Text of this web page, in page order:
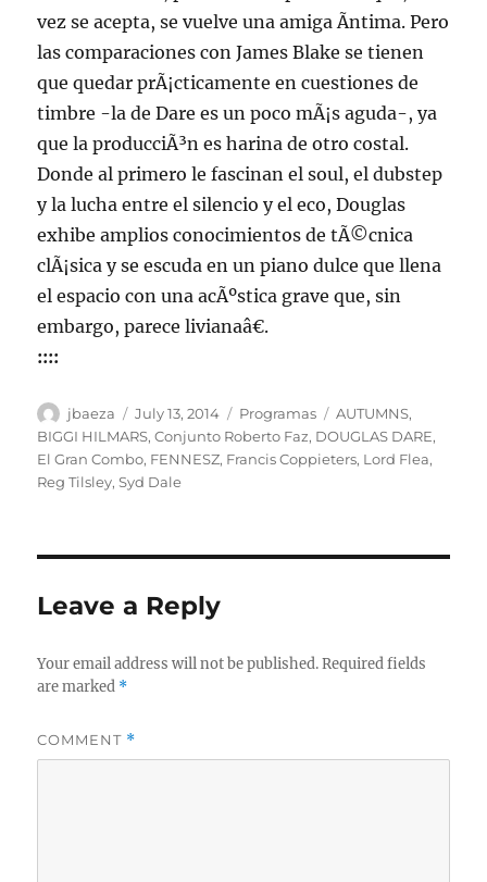
vez se acepta, se vuelve una amiga Ã­ntima. Pero
las comparaciones con James Blake se tienen
que quedar prÃ¡cticamente en cuestiones de
timbre -la de Dare es un poco mÃ¡s aguda-, ya
que la producciÃ³n es harina de otro costal.
Donde al primero le fascinan el soul, el dubstep
y la lucha entre el silencio y el eco, Douglas
exhibe amplios conocimientos de tÃ©cnica
clÃ¡sica y se escuda en un piano dulce que llena
el espacio con una acÃºstica grave que, sin
embargo, parece livianaâ€.
::::
Author
jbaeza
Posted
on
July 13, 2014 Categories
Programas Tags
AUTUMNS,
BIGGI HILMARS,Conjunto Roberto Faz, DOUGLAS DARE,
El Gran Combo, FENNESZ, Francis Coppieters, Lord Flea,
Reg Tilsley,Syd Dale
Leave a Reply
Your email address will not be published. Required fields
are marked *
COMMENT *